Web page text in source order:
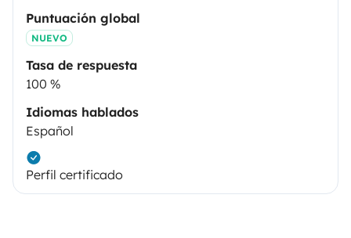
Puntuación global
NUEVO
Tasa de respuesta
100 %
Idiomas hablados
Español
Perfil certificado